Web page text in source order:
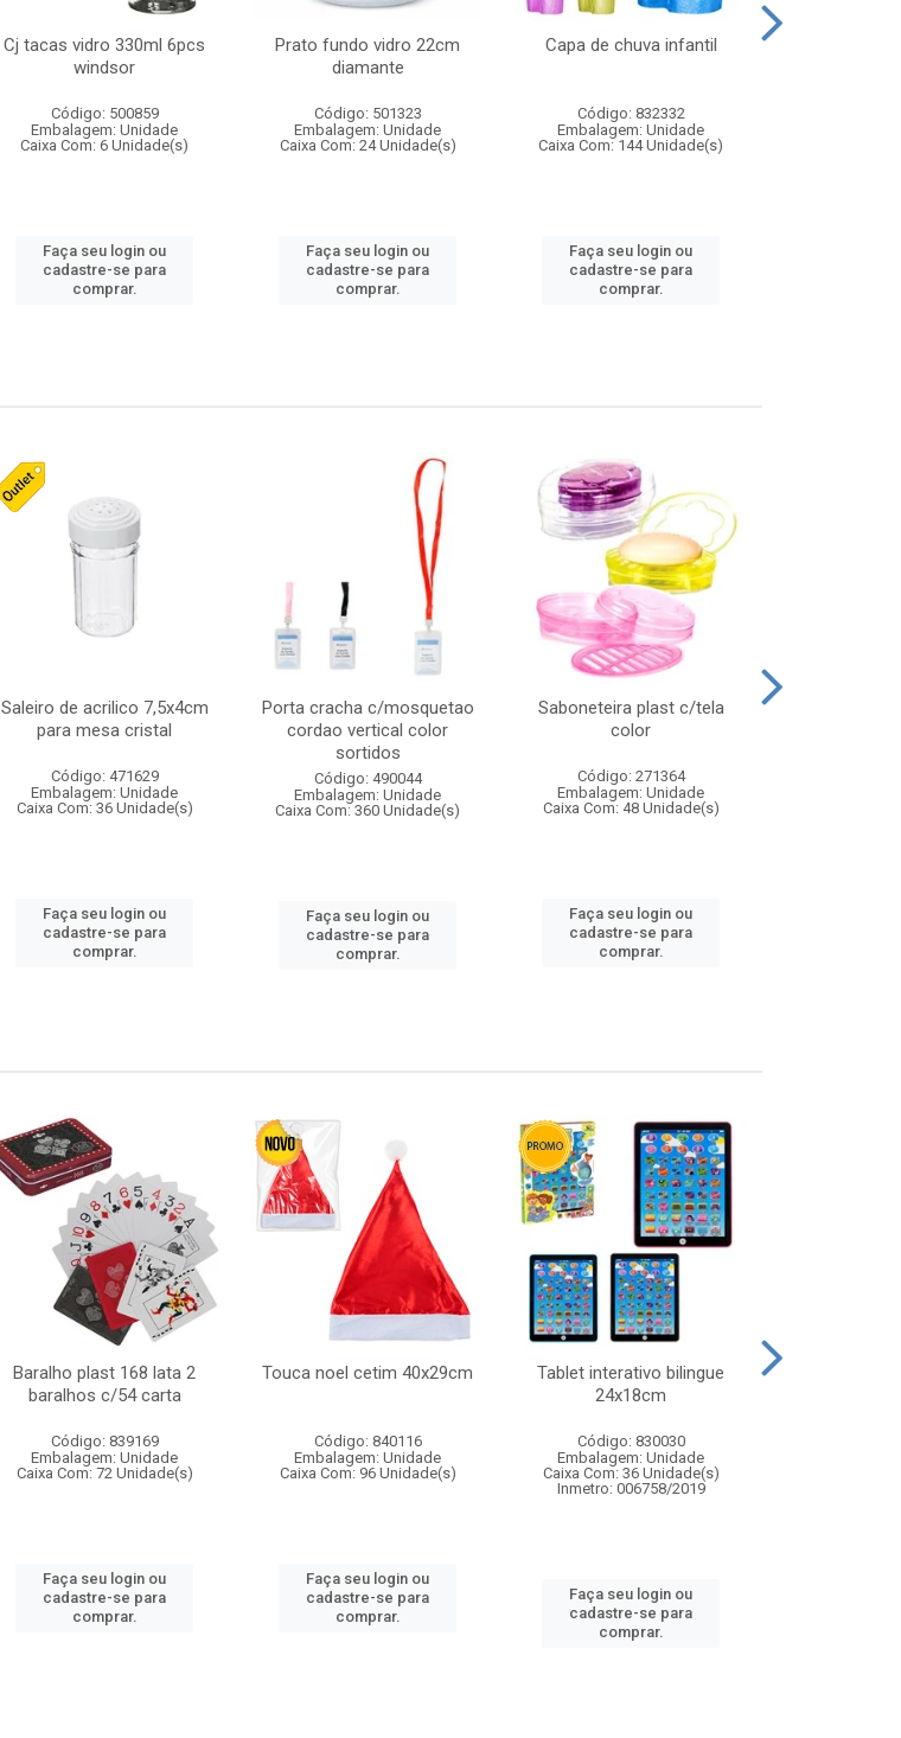
Cj tacas vidro 330ml 6pcs
windsor
Código: 500859
Embalagem: Unidade
Caixa Com: 6 Unidade(s)
Faça seu login ou
cadastre-se para
comprar.
Prato fundo vidro 22cm
diamante
Código: 501323
Embalagem: Unidade
Caixa Com: 24 Unidade(s)
Faça seu login ou
cadastre-se para
comprar.
Capa de chuva infantil
Código: 832332
Embalagem: Unidade
Caixa Com: 144 Unidade(s)
Faça seu login ou
cadastre-se para
comprar.
Saleiro de acrilico 7,5x4cm
para mesa cristal
Código: 471629
Embalagem: Unidade
Caixa Com: 36 Unidade(s)
Faça seu login ou
cadastre-se para
comprar.
Porta cracha c/mosquetao
cordao vertical color
sortidos
Código: 490044
Embalagem: Unidade
Caixa Com: 360 Unidade(s)
Faça seu login ou
cadastre-se para
comprar.
Saboneteira plast c/tela
color
Código: 271364
Embalagem: Unidade
Caixa Com: 48 Unidade(s)
Faça seu login ou
cadastre-se para
comprar.
Baralho plast 168 lata 2
baralhos c/54 carta
Código: 839169
Embalagem: Unidade
Caixa Com: 72 Unidade(s)
Faça seu login ou
cadastre-se para
comprar.
Touca noel cetim 40x29cm
Código: 840116
Embalagem: Unidade
Caixa Com: 96 Unidade(s)
Faça seu login ou
cadastre-se para
comprar.
Tablet interativo bilingue
24x18cm
Código: 830030
Embalagem: Unidade
Caixa Com: 36 Unidade(s)
Inmetro: 006758/2019
Faça seu login ou
cadastre-se para
comprar.